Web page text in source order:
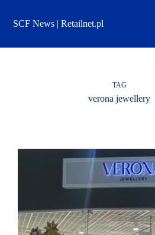
treściSCF News | Retailnet.pl
TAG
verona jewellery